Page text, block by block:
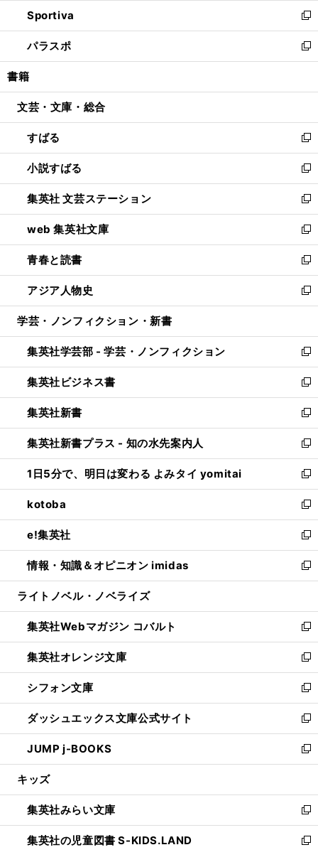
く
ド
ウ
で
開
ィ
ン
ド
ウ
開
し
い
ウ
ィ
ン
ウ
開
く
Sportiva
新
し
い
ウ
ン
ウ
で
開
く
パラスポ
新
し
ウ
ン
ド
ウ
で
開
く
書籍
文芸・文庫・総合
すばる
新
し
い
ウ
ィ
ン
ド
ウ
で
開
く
小説すばる
新
し
い
ウ
ィ
ン
ド
ウ
で
開
集英社 文芸ステーション
新
し
い
ウ
ィ
ン
ド
ウ
開
く
web 集英社文庫
新
し
い
ウ
ィ
ン
ウ
で
開
く
青春と読書
新
し
い
ウ
ン
ド
ウ
で
開
く
アジア人物史
新
し
ウ
ィ
ン
ド
ウ
で
開
く
学芸・ノンフィクション・新書
集英社学芸部 - 学芸・ノンフィクション
新
し
い
ウ
ィ
ン
ド
ウ
で
開
く
集英社ビジネス書
新
し
い
ウ
ィ
ン
ド
ウ
で
開
く
集英社新書
新
し
い
ウ
ィ
ン
ド
ウ
で
開
く
集英社新書プラス - 知の水先案内人
新
し
い
ウ
ィ
ン
ド
ウ
で
開
1日5分で、明日は変わる よみタイ yomitai
新
し
い
ウ
ィ
ン
ド
ウ
開
く
kotoba
新
し
い
ウ
ィ
ン
ウ
で
開
く
e!集英社
新
し
い
ウ
ン
ド
ウ
で
開
く
情報・知識＆オピニオン imidas
新
し
ウ
ィ
ン
ド
ウ
で
開
く
ライトノベル・ノベライズ
集英社Webマガジン コバルト
新
し
い
ウ
ィ
ン
ド
ウ
で
開
集英社オレンジ文庫
新
し
い
ウ
ィ
ン
ド
ウ
開
く
シフォン文庫
新
し
い
ウ
ィ
ン
ウ
で
開
く
ダッシュエックス文庫公式サイト
新
し
い
ウ
ン
ド
ウ
で
JUMP j-BOOKS
新
し
ウ
ィ
ン
ド
キッズ
集英社みらい文庫
新
し
い
集英社の児童図書 S-KIDS.LAND
新